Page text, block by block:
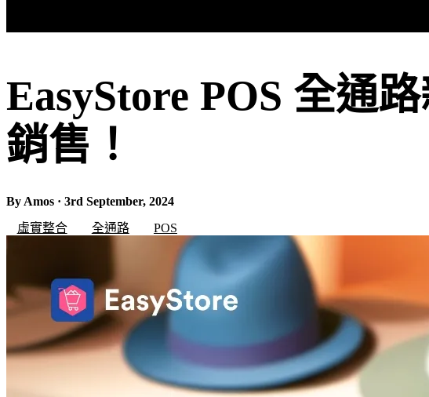
EasyStore POS 全通
銷售！
By Amos · 3rd September, 2024
虛實整合
全通路 POS